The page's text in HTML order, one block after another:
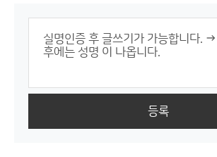
등록